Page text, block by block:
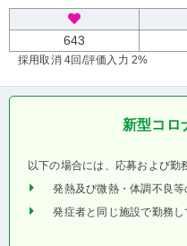
643
採用取消 4回 /評価入力 2%
新型コロ
以下の場合には、応募および勤
発熱及び微熱・体調不良
発症者と同じ施設で勤務